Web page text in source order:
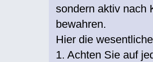
sondern aktiv nach
bewahren.
Hier die
1. Achten Sie auf